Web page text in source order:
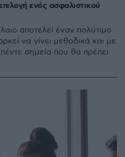
ενός ασφαλιστικού
αποτελεί έναν πολύτιμο
να γίνει μεθοδικά και με
σημεία που θα πρέπει